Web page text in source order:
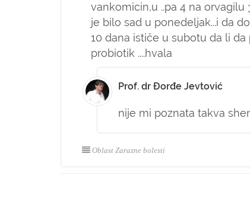
vankomicin,u ..pa 4 na orvagilu
je bilo sad u ponedeljak...i da
10 dana ističe u subotu da li
probiotik ....hvala
Prof. dr Đorđe Jevtović
nije mi poznata takva
Oblast Zarazne bolesti